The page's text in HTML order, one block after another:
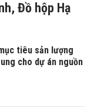
Đồ hộp Hạ
tiêu sản lượng
cho dự án nguồn